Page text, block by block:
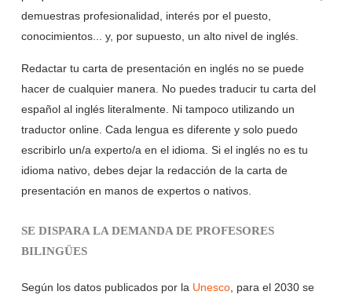
demuestras profesionalidad, interés por el puesto,
conocimientos... y, por supuesto, un alto nivel de inglés.
Redactar tu carta de presentación en inglés no se puede
hacer de cualquier manera. No puedes traducir tu carta del
español al inglés literalmente. Ni tampoco utilizando un
traductor online. Cada lengua es diferente y solo puedo
escribirlo un/a experto/a en el idioma. Si el inglés no es tu
idioma nativo, debes dejar la redacción de la carta de
presentación en manos de expertos o nativos.
SE DISPARA LA DEMANDA DE PROFESORES
BILINGÜES
Según los datos publicados por la Unesco, para el 2030 se